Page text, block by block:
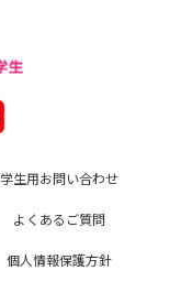
学生用お問い合わせ
よくあるご質問
個人情報保護方針